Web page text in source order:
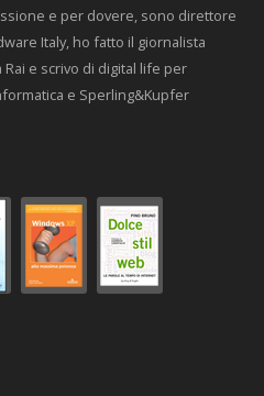
e per dovere, sono direttore
Italy, ho fatto il giornalista
Rai e scrivo di digital life per
e Sperling&Kupfer